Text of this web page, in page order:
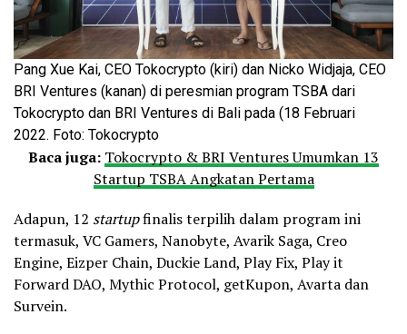
Pang Xue Kai, CEO Tokocrypto (kiri) dan Nicko Widjaja, CEO
BRI Ventures (kanan) di peresmian program TSBA dari
Tokocrypto dan BRI Ventures di Bali pada (18 Februari
2022. Foto: Tokocrypto
Baca juga: Tokocrypto & BRI Ventures Umumkan 13
Startup TSBA Angkatan Pertama
Adapun, 12 startupfinalis terpilih dalam program ini
termasuk, VC Gamers, Nanobyte, Avarik Saga, Creo
Engine, Eizper Chain, Duckie Land, Play Fix, Play it
Forward DAO, Mythic Protocol, getKupon, Avarta dan
Survein.